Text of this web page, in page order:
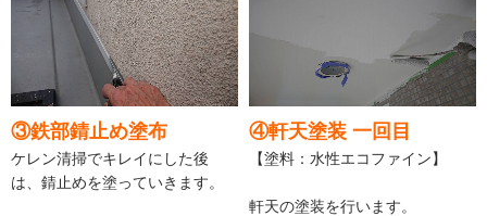
③鉄部錆止め塗布
ケレン清掃でキレイにした後
は、錆止めを塗っていきます。
④軒天塗装 一回目
【塗料：水性エコファイン】
軒天の塗装を行います。